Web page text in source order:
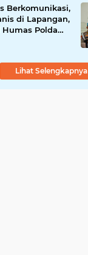
Berkomunikasi,
di Lapangan,
Humas Polda
Tanamkan
SPN Hinai
Lihat Selengkapnya